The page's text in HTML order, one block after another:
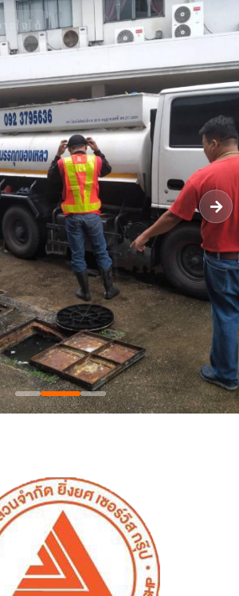
ใจได้
ชั่วโมง - หจก.ยิ่งยศ
| ให้บริการรับดูดส้วม
น ลอกท่อระบายน้ำ ใน
นทบุรี มีใบกำจัด ทิ้งสิ่ง
กกฏหมาย
สิ่งปฏิกูล​ แก้ไขท่อตันทุกชนิด​ ลอกท่อระบายน้ำ​
เขตจังหวัดนนทบุรี รถบรรทุกเฉพาะกิจ​ (กำจัดสิ่ง
ห้รับทำการเก็บขน​ [..]
แชท LINE ติดต่อเรา